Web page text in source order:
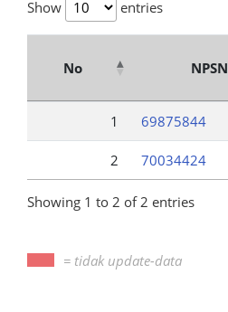
Show entries
No NPSN
1 69875844
2 70034424
Showing 1 to 2 of 2 entries
= tidak update-data